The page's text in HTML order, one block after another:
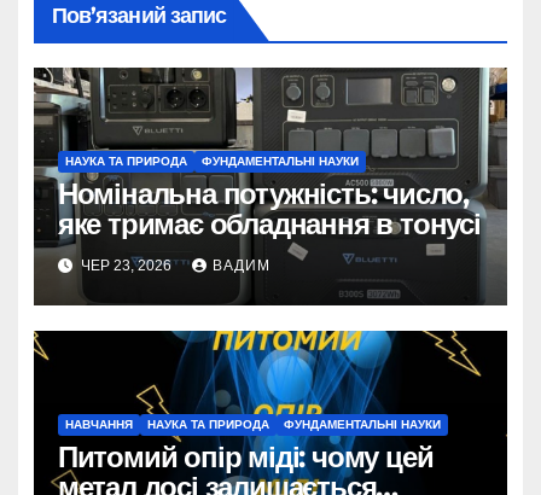
Пов’язаний запис
НАУКА ТА ПРИРОДА ФУНДАМЕНТАЛЬНІ НАУКИ
Номінальна потужність: число,
яке тримає обладнання в тонусі
ЧЕР 23, 2026 ВАДИМ
НАВЧАННЯ НАУКА ТА ПРИРОДА ФУНДАМЕНТАЛЬНІ НАУКИ
Питомий опір міді: чому цей
метал досі залишається